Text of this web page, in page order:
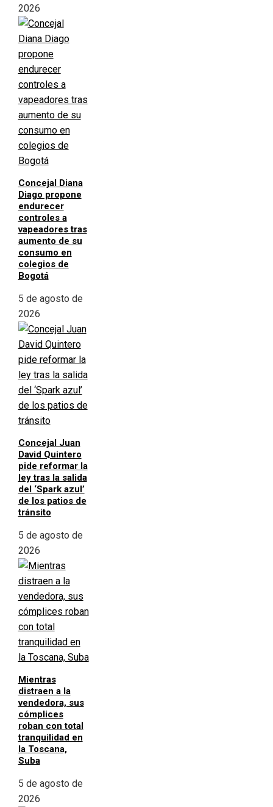
2026
Concejal Diana
Diago propone
endurecer
controles a
vapeadores tras
aumento de su
consumo en
colegios de
Bogotá
5 de agosto de
2026
Concejal Juan
David Quintero
pide reformar la
ley tras la salida
del ‘Spark azul’
de los patios de
tránsito
5 de agosto de
2026
Mientras
distraen a la
vendedora, sus
cómplices
roban con total
tranquilidad en
la Toscana,
Suba
5 de agosto de
2026